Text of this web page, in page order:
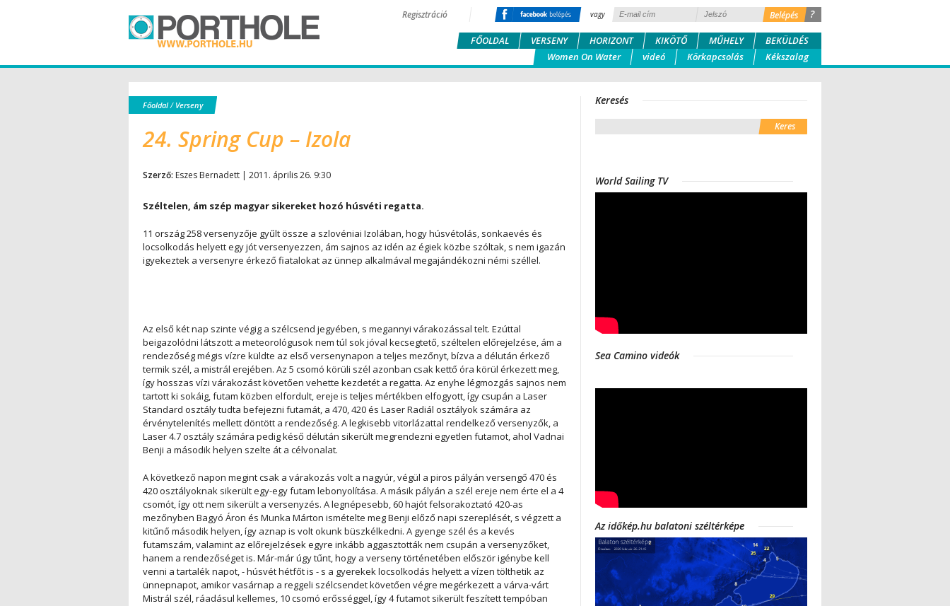
?
vagy
Regisztráció
FŐOLDAL VERSENY HORIZONT KIKÖTŐ MŰHELY
BEKÜLDÉS
Women On Water
videó Körkapcsolás Kékszalag
Főoldal/ Verseny
24. Spring Cup – Izola
Szerző: Eszes Bernadett | 2011. április 26. 9:30
Széltelen, ám szép magyar sikereket hozó húsvéti regatta.
11 ország 258 versenyzője gyűlt össze a szlovéniai Izolában, hogy húsvétolás, sonkaevés és
locsolkodás helyett egy jót versenyezzen, ám sajnos az idén az égiek közbe szóltak, s nem igazán
igyekeztek a versenyre érkező fiatalokat az ünnep alkalmával megajándékozni némi széllel.
Az első két nap szinte végig a szélcsend jegyében, s megannyi várakozással telt. Ezúttal
beigazolódni látszott a meteorológusok nem túl sok jóval kecsegtető, széltelen előrejelzése, ám a
rendezőség mégis vízre küldte az első versenynapon a teljes mezőnyt, bízva a délután érkező
termik szél, a mistrál erejében. Az 5 csomó körüli szél azonban csak kettő óra körül érkezett meg,
így hosszas vízi várakozást követően vehette kezdetét a regatta. Az enyhe légmozgás sajnos nem
tartott ki sokáig, futam közben elfordult, ereje is teljes mértékben elfogyott, így csupán a Laser
Standard osztály tudta befejezni futamát, a 470, 420 és Laser Radiál osztályok számára az
érvénytelenítés mellett döntött a rendezőség. A legkisebb vitorlázattal rendelkező versenyzők, a
Laser 4.7 osztály számára pedig késő délután sikerült megrendezni egyetlen futamot, ahol Vadnai
Benji a második helyen szelte át a célvonalat.
A következő napon megint csak a várakozás volt a nagyúr, végül a piros pályán versengő 470 és
420 osztályoknak sikerült egy-egy futam lebonyolítása. A másik pályán a szél ereje nem érte el a 4
csomót, így ott nem sikerült a versenyzés. A legnépesebb, 60 hajót felsorakoztató 420-as
mezőnyben Bagyó Áron és Munka Márton ismételte meg Benji előző napi szereplését, s végzett a
kitűnő második helyen, így aznap is volt okunk büszkélkedni. A gyenge szél és a kevés
futamszám, valamint az előrejelzések egyre inkább aggasztották nem csupán a versenyzőket,
hanem a rendezőséget is. Már-már úgy tűnt, hogy a verseny történetében először igénybe kell
venni a tartalék napot, - húsvét hétfőt is - s a gyerekek locsolkodás helyett a vízen tölthetik az
ünnepnapot, amikor vasárnap a reggeli szélcsendet követően végre megérkezett a várva-várt
Mistrál szél, ráadásul kellemes, 10 csomó erősséggel, így 4 futamot sikerült feszített tempóban
Keresés
World Sailing TV
Sea Camino videók
Az időkép.hu balatoni széltérképe